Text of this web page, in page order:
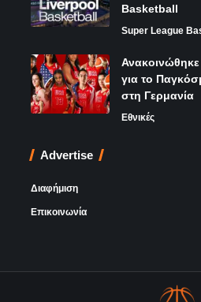
Basketball
Super League
για το
στη Γερμανία
Εθνικές
Advertise
Διαφήμιση
Επικοινωνία